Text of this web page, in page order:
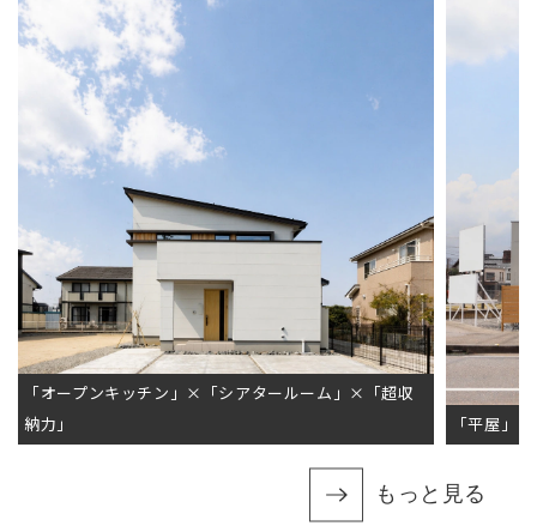
「オープンキッチン」×「シアタールーム」×「超収
納力」
「平屋」
もっと見る